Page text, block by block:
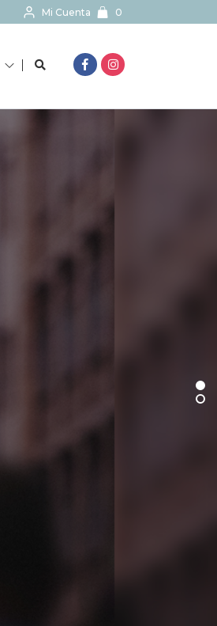
Mi Cuenta 0
BUSCAR...